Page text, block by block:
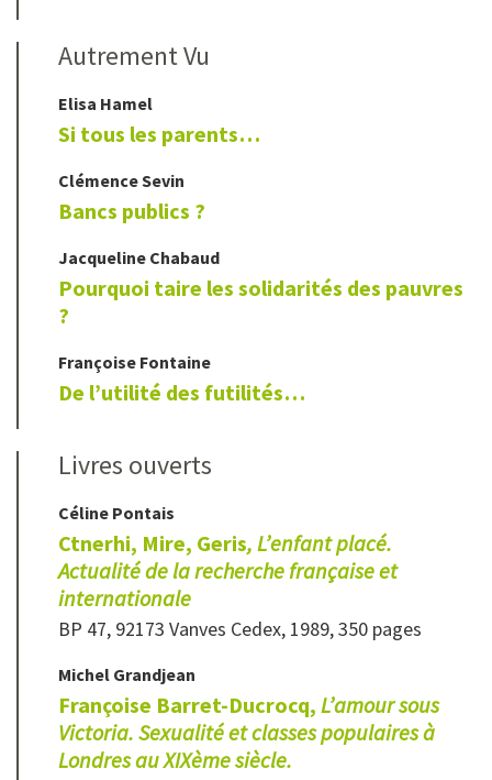
Autrement Vu
Elisa Hamel
Si tous les parents…
ClémenceSevin
Bancs publics ?
Jacqueline Chabaud
Pourquoi taire les solidarités des pauvres
?
Françoise Fontaine
De l’utilité des futilités…
Livres ouverts
Céline Pontais
Ctnerhi, Mire, Geris, L’enfant placé.
Actualité de la recherche française et
internationale
BP 47, 92173 Vanves Cedex, 1989, 350 pages
Michel Grandjean
Françoise Barret-Ducrocq, L’amour sous
Victoria. Sexualité et classes populaires à
Londres au XIXème siècle.